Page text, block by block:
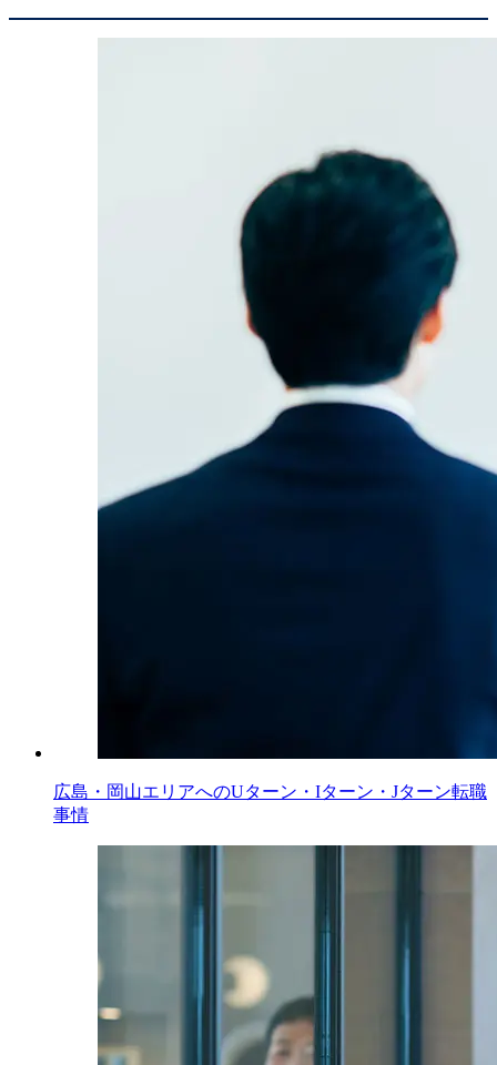
広島・岡山エリアへのUターン・Iターン・Jターン転職
事情